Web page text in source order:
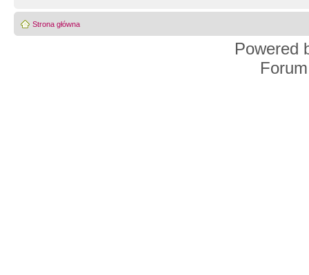
Strona główna
Powered